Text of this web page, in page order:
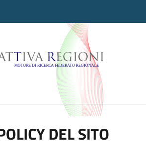
Regioni -
DEL SITO